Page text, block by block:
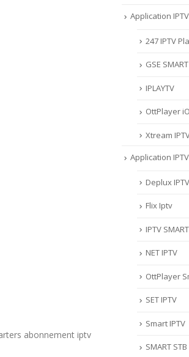
abonnement iptv
Application
247 IPTV
‎GSE
IPLAYTV
OttPlayer
Xtream
Application
Deplux IPTV
Flix Iptv
IPTV
NET IPTV
OttPlayer
SET IPTV
Smart IPTV
SMART STB